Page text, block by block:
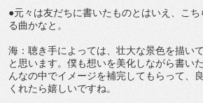
●元々は友だちに書いたものとはいえ、こち
る曲かなと。
海：聴き手によっては、壮大な景色を描い
と思います。僕も想いを美化しながら書い
んなの中でイメージを補完してもらって、
くれたら嬉しいですね。